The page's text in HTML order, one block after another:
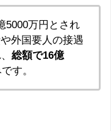
5000万円とされ
外国要人の接遇
総額で16億
す。